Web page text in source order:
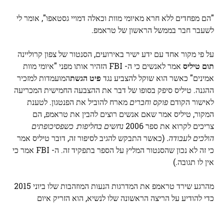
"הם מפחדים ללא חרא מאיומי מוות וכאלה דמויי גסטאפו", אומר לי
לשעבר חבר בממשל הראשון של טראמפ.
על פי מקור אחד עם ידע ישיר באירועים, הסנטור של צפון קרוליינה
תום טיליס
אמר לאנשים כי ה- FBI הזהיר אותו מפני "איומי מוות
אמינים" כאשר הוא שוקל להצביע נגד פיט הגשתהמועמדות למזכיר
ההגנה. טיליס סיפק בסופו של דבר את ההצבעה החמישית המכריעה
לאישור הקודם פוקס וחבריםמארח להוביל את הפנטגון. לטענת
המקור, טיליס אמר שאם אנשים רוצים להבין את טראמפ, הם
צריכים לקרוא את ספר 2006
נחשים בחליפות: כשפסיכופתים
הולכים לעבודה. (כאשר התבקש להגיב לסיפור זה, דובר טיליס אמר
כי זה לא נכון שהסנטור המליץ ​​על הספר בתפקיד זה. ה- FBI אמר כי
אין לו תגובה.)
מהרגע שירד טראמפ את המדרגות הנעות המוזהבות שלו ביוני 2015
כדי להודיע ​​על הריצה הראשונה שלו לנשיא, הוא הזריק איום